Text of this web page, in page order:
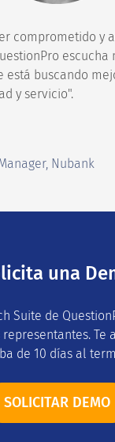
comprometido y
escucha
está buscando
y servicio".
Nubank
una
Suite de
Te
de 10 días al
SOLICITAR DEMO